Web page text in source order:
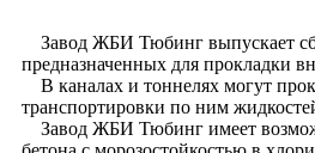
Завод ЖБИ Тюбинг выпускает
предназначенных для прокладки
В каналах и тоннелях могут
транспортировки по ним
Завод ЖБИ Тюбинг имеет